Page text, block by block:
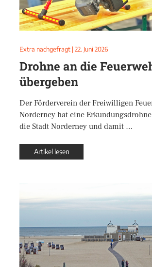
Extra nachgefragt | 22. Juni 2026
Drohne an die
übergeben
Der Förderverein der Freiwilligen
Norderney hat eine
die Stadt Norderney und damit …
Artikel lesen